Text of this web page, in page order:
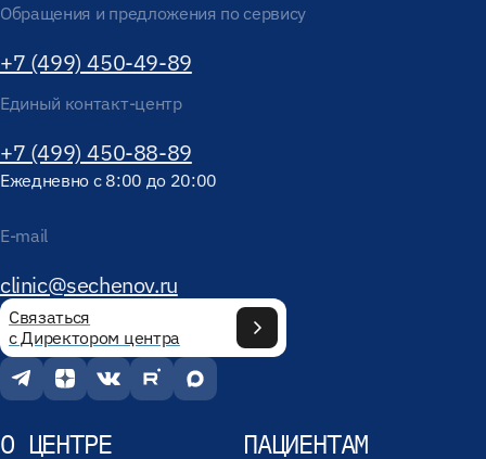
Обращения и предложения по сервису
+7 (499) 450-49-89
Единый контакт-центр
+7 (499) 450-88-89
Ежедневно с 8:00 до 20:00
E-mail
clinic@sechenov.ru
Связаться
с Директором центра
О ЦЕНТРЕ ПАЦИЕНТАМ